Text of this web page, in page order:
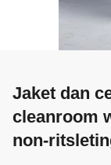
Jaket dan
cleanroom
non-